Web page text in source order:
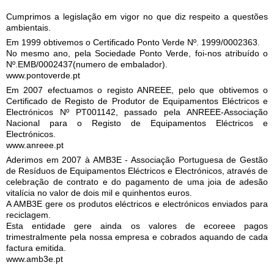
Cumprimos a legislação em vigor no que diz respeito a questões
ambientais.
Em 1999 obtivemos o Certificado Ponto Verde Nº. 1999/0002363.
No mesmo ano, pela Sociedade Ponto Verde, foi-nos atribuí­do o
Nº.EMB/0002437(numero de embalador).
www.pontoverde.pt
Em 2007 efectuamos o registo ANREEE, pelo que obtivemos o
Certificado de Registo de Produtor de Equipamentos Eléctricos e
Electrónicos Nº PT001142, passado pela ANREEE-Associação
Nacional para o Registo de Equipamentos Eléctricos e
Electrónicos.
www.anreee.pt
Aderimos em 2007 à AMB3E - Associação Portuguesa de Gestão
de Resí­duos de Equipamentos Eléctricos e Electrónicos, através de
celebração de contrato e do pagamento de uma joia de adesão
vitalí­cia no valor de dois mil e quinhentos euros.
A AMB3E gere os produtos eléctricos e electrónicos enviados para
reciclagem.
Esta entidade gere ainda os valores de ecoreee pagos
trimestralmente pela nossa empresa e cobrados aquando de cada
factura emitida.
www.amb3e.pt